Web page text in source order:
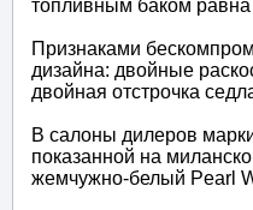
топливным баком равна
Признаками
дизайна: двойные
двойная отстрочка
В салоны дилеров
показанной на
жемчужно-белый Pearl